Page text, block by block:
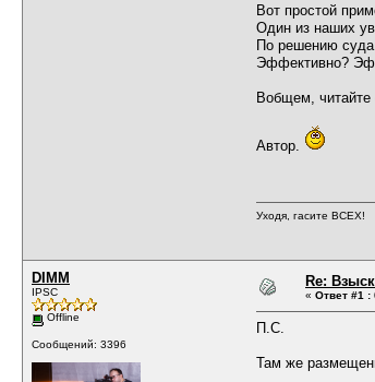
Вот простой
Один из наших
По решению суда
Эффективно?
Вобщем, читайте
Автор.
Уходя, гасите ВСЕХ!
DIMM
IPSC
Offline
Сообщений: 3396
Re:
« Ответ #1 :
П.С.
Там же